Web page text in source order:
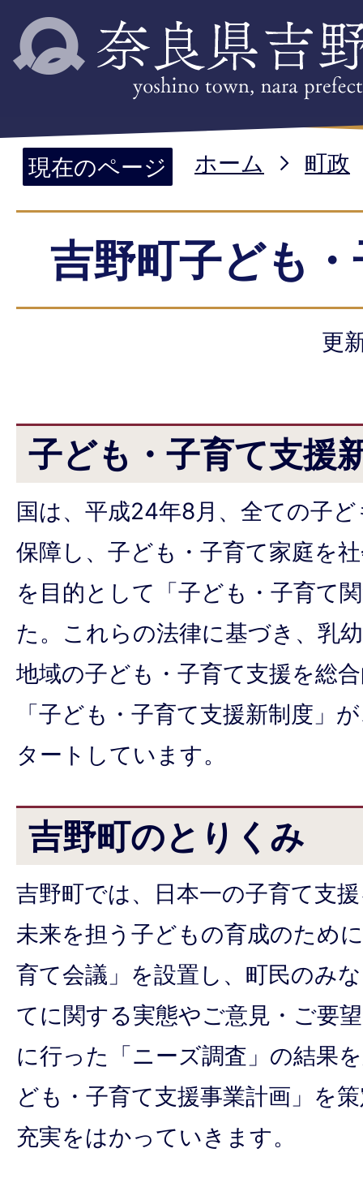
現在のページ ホーム 町政
吉野町子ども
更
子ども・子育て支援
国は、平成24年8月、全ての子
保障し、子ども・子育て家庭を
を目的として「子ども・子育て
た。これらの法律に基づき、乳
地域の子ども・子育て支援を総
「子ども・子育て支援新制度」
タートしています。
吉野町のとりくみ
吉野町では、日本一の子育て支
未来を担う子どもの育成のため
育て会議」を設置し、町民のみ
てに関する実態やご意見・ご要
に行った「ニーズ調査」の結果
ども・子育て支援事業計画」を
充実をはかっていきます。